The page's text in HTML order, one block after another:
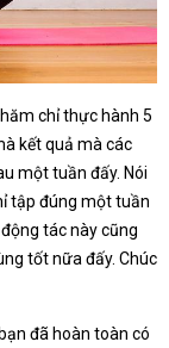
chỉ thực hành 5
kết quả mà các
một tuần đấy. Nói
tập đúng một tuần
tác này cũng
tốt nữa đấy. Chúc
đã hoàn toàn có